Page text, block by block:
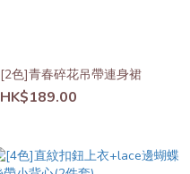
[2色]青春碎花吊帶連身裙
HK$189.00